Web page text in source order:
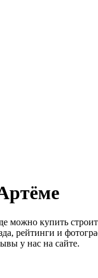
можно купить
рейтинги и
у нас на сайте.